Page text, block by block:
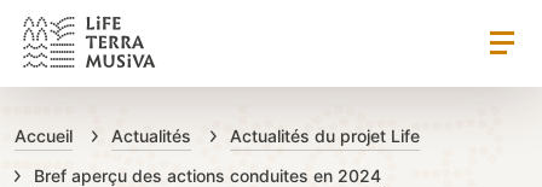
1
LIFE Terra
Accueil Actualités
Actualités du projet Life
Bref aperçu des actions conduites en 2024